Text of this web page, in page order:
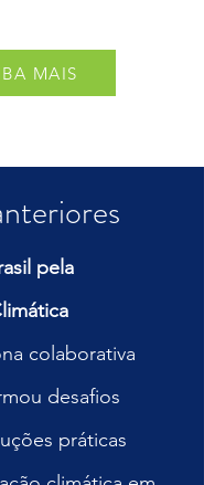
MAIS
pela
colaborativa
desafios
práticas